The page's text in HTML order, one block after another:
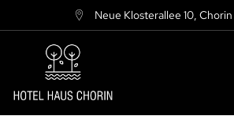
Neue Klosterallee 10, Chorin